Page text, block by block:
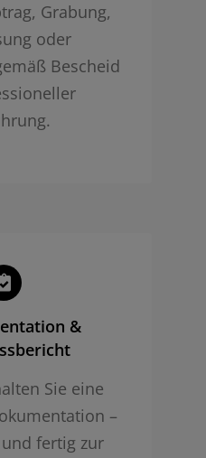
Grabung,
oder
Bescheid
&
Sie eine
–
fertig zur